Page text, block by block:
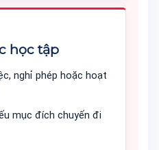
học tập
nghỉ phép hoặc hoạt
mục đích chuyến đi